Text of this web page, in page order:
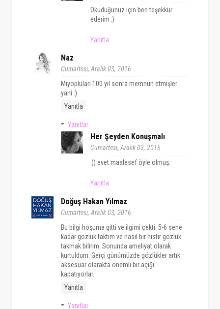
Okuduğunuz için ben teşekkür
ederim :)
Yanıtla
Naz
Cumartesi, Aralık 03, 2016
Miyopluları 100 yıl sonra memnun etmişler
yani :)
Yanıtla
Yanıtlar
Her Şeyden Konuşmalı
Cumartesi, Aralık 03, 2016
:)) evet maalesef öyle olmuş.
Yanıtla
Doğuş Hakan Yılmaz
Cumartesi, Aralık 03, 2016
Bu bilgi hoşuma gitti ve ilgimi çekti. 5-6 sene
kadar gözlük taktım ve nasıl bir histir gözlük
takmak bilirim. Sonunda ameliyat olarak
kurtuldum. Gerçi günümüzde gözlükler artık
aksesuar olarakta önemli bir açığı
kapatıyorlar.
Yanıtla
Yanıtlar